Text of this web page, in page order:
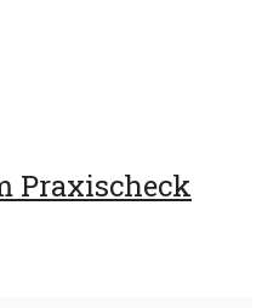
Praxischeck